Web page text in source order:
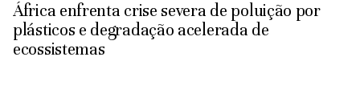
África enfrenta crise severa de poluição por
plásticos e degradação acelerada de
ecossistemas